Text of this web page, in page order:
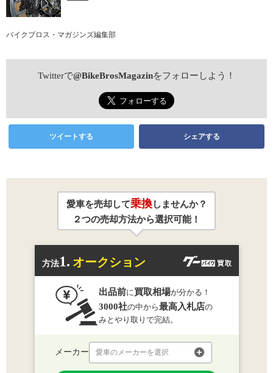
バイクブロス・マガジンズ編集部
Twitterで@BikeBrosMagazinをフォローしよう！
ツイートする シェアする
愛車を売却して乗換しませんか？
２つの売却方法から選択可能！
方法1. オークション
出品前に 買取相場が分かる！
3000社の中から最高入札店の
みとやり取りで完結。
メーカー 愛車のメーカーを選択